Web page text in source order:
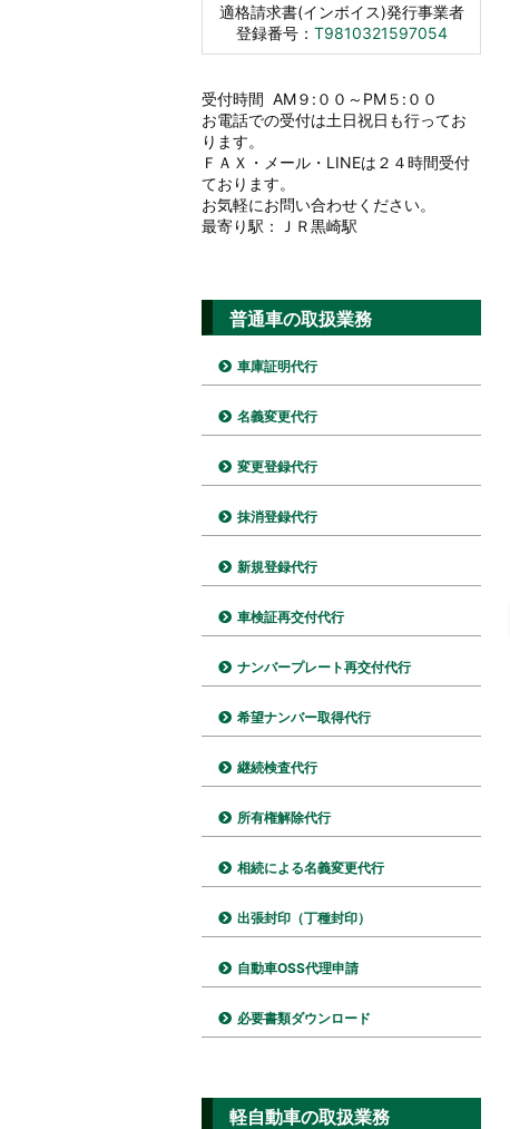
適格請求書(インボイス)発行事業者
登録番号： T9810321597054
受付時間 AM９:００～PM５:００
お電話での受付は土日祝日も行ってお
ります。
ＦＡＸ・メール・LINEは２４時間受付
ております。
お気軽にお問い合わせください。
最寄り駅：ＪＲ黒崎駅
普通車の取扱業務
車庫証明代行
名義変更代行
変更登録代行
抹消登録代行
新規登録代行
車検証再交付代行
ナンバープレート再交付代行
希望ナンバー取得代行
継続検査代行
所有権解除代行
相続による名義変更代行
出張封印（丁種封印）
自動車OSS代理申請
必要書類ダウンロード
軽自動車の取扱業務